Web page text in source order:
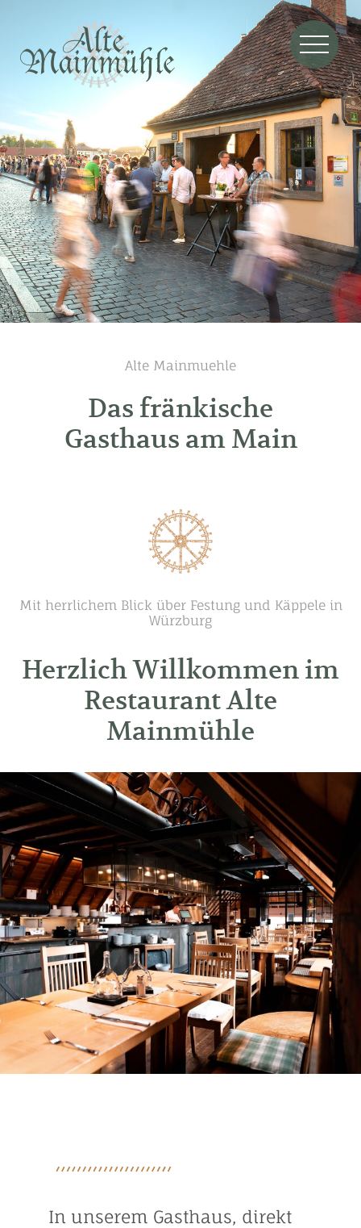
Restaurant
Reservieren
Speisen
Speisekarten
Brückenschoppen
Feiern
Veranstaltungen
Firmenevents
Gasträume
Mainmühle
Über Uns
Stellenangebote
Kontakt & Anfahrt
Historie
Alte Mainmuehle
Das fränkische
Gasthaus am Main
Mit herrlichem Blick über Festung und Käppele in
Würzburg
Herzlich Willkommen im
Restaurant Alte
Mainmühle
In unserem Gasthaus, direkt